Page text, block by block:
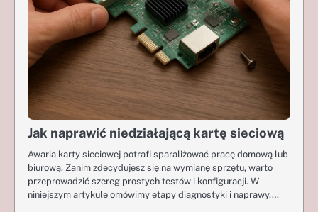
Jak naprawić niedziałającą kartę sieciową
Awaria karty sieciowej potrafi sparaliżować pracę domową lub
biurową. Zanim zdecydujesz się na wymianę sprzętu, warto
przeprowadzić szereg prostych testów i konfiguracji. W
niniejszym artykule omówimy etapy diagnostyki i naprawy,…